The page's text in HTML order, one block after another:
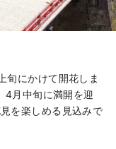
旬にかけて開花しま
4月中旬に満開を迎
を楽しめる見込みで